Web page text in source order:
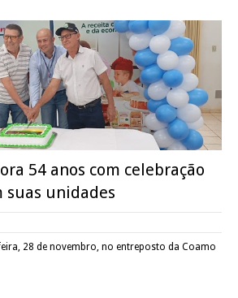
54 anos com celebração
unidades
28 de novembro, no entreposto da Coamo